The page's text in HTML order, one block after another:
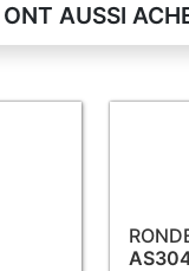
AUSSI